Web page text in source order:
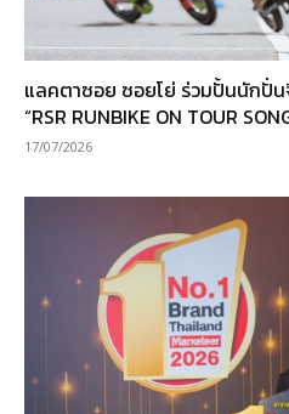
แลคตาซอย ซอยโย่ ร่วมปั้นนักปั่น
“RSR RUNBIKE ON TOUR
17/07/2026